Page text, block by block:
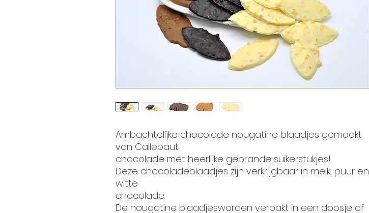
Ambachtelijke chocolade nougatine blaadjes gemaakt
van Callebaut
chocolade met heerlijke gebrande suikerstukjes!
Deze chocoladeblaadjes zijn verkrijgbaar in melk, puur en
witte
chocolade.
De nougatine blaadjesworden verpakt in een doosje of